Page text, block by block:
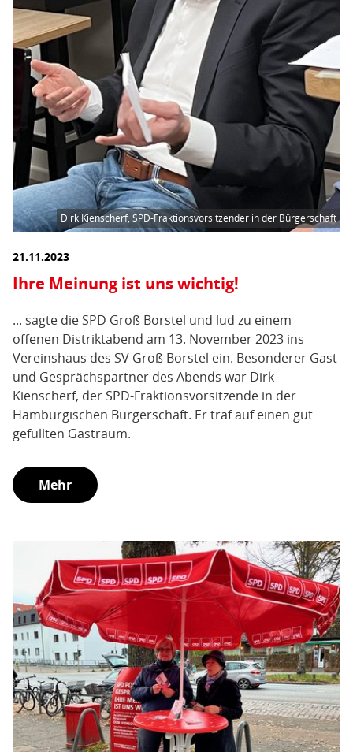
Dirk Kienscherf, SPD-Fraktionsvorsitzender in der Bürgerschaft
21.11.2023
Ihre Meinung ist uns wichtig!
... sagte die SPD Groß Borstel und lud zu einem
offenen Distriktabend am 13. November 2023 ins
Vereinshaus des SV Groß Borstel ein. Besonderer Gast
und Gesprächspartner des Abends war Dirk
Kienscherf, der SPD-Fraktionsvorsitzende in der
Hamburgischen Bürgerschaft. Er traf auf einen gut
gefüllten Gastraum.
Mehr